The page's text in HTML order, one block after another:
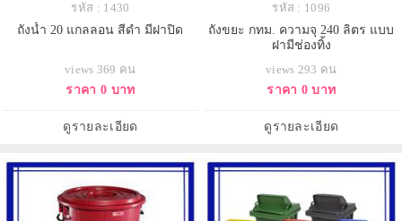
รหัส : 1430
ถังน้ำ 20 แกลลอน สีดำ มีฝาปิด
views 369 คน
ราคา 0 บาท
ดูรายละเอียด
รหัส : 1096
ถังขยะ กทม. ความจุ 240 ลิตร แบบ
ฝามีช่องทิ้ง
views 293 คน
ราคา 0 บาท
ดูรายละเอียด